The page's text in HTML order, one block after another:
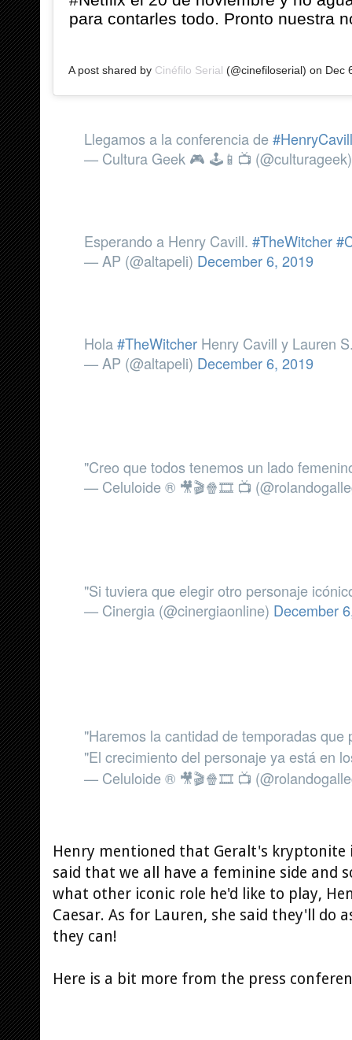
para contarles todo. Pronto nuestra
A post shared by Cinéfilo Serial (@cinefiloserial) on Dec
Llegamos a la conferencia de#HenryCavill
— Cultura Geek 🎮 🕹️📱📺
Esperando a Henry Cavill. #TheWitcher
— AP (@altapeli) December 6, 2019
Hola#TheWitcher Henry Cavill y Lauren
— AP (@altapeli) December 6, 2019
"Creo que todos tenemos un lado
— Celuloide ® 🎥🎬🍿🎞️ 📺
"Si tuviera que elegir otro personaje
— Cinergia (@cinergiaonline) December
"Haremos la cantidad de temporadas
"El crecimiento del personaje ya está en
— Celuloide ® 🎥🎬🍿🎞️ 📺
Henry mentioned that Geralt's kryptonite
said that we all have a feminine side and
what other iconic role he'd like to play,
Caesar. As for Lauren, she said they'll do
they can!
Here is a bit more from the press